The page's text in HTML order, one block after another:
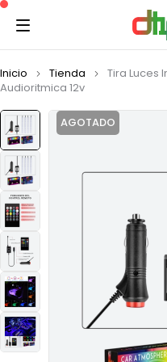
Inicio Tienda
Tira Luces
Audioritmica 12v
AGOTADO